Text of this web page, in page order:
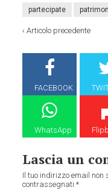
partecipate
‹Articolo precedente
FACEBOOK
WhatsApp
Lascia un
Il tuo indirizzo email
contrassegnati*